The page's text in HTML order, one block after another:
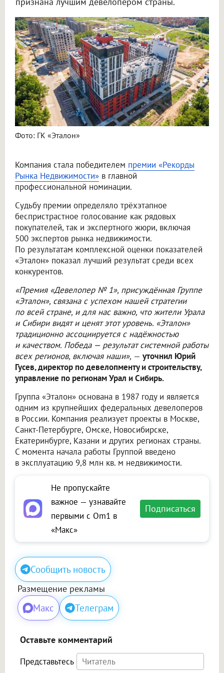
Фото: ГК «Эталон»
Компания стала победителем премии «Рекорды
Рынка Недвижимости» в главной
профессиональной номинации.
Судьбу премии определяло трёхэтапное
беспристрастное голосование как рядовых
покупателей, так и экспертного жюри, включая
500 экспертов рынка недвижимости.
По результатам комплексной оценки показателей
«Эталон» показал лучший результат среди всех
конкурентов.
«Премия «Девелопер № 1», присуждённая Группе
«Эталон», связана с успехом нашей стратегии
по всей стране, и для нас важно, что жители Урала
и Сибири видят и ценят этот уровень. «Эталон»
традиционно ассоциируется с надёжностью
и качеством. Победа — результат системной работы
всех регионов, включая наши», — уточнил Юрий
Гусев, директор по девелопменту и строительству,
управление по регионам Урал и Сибирь.
Группа «Эталон» основана в 1987 году и является
одним из крупнейших федеральных девелоперов
в России. Компания реализует проекты в Москве,
Санкт-Петербурге, Омске, Новосибирске,
Екатеринбурге, Казани и других регионах страны.
С момента начала работы Группой введено
в эксплуатацию 9,8 млн кв. м недвижимости.
Не пропускайте
важное — узнавайте
первыми с Om1 в
«Макс»
Подписаться
Сообщить новость
Размещение рекламы
Макс Телеграм
Оставьте комментарий
Представьтесь